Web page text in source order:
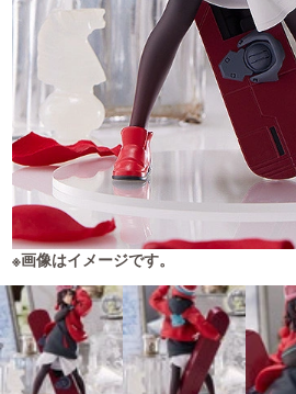
※画像はイメージです。